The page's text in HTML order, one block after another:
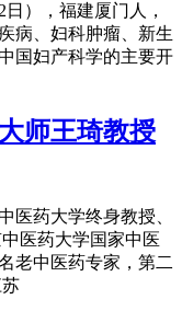
），福建厦门人，
病、妇科肿瘤、新生
国妇产科学的主要开
师王琦教授
医药大学终身教授、
医药大学国家中医
老中医药专家，第二